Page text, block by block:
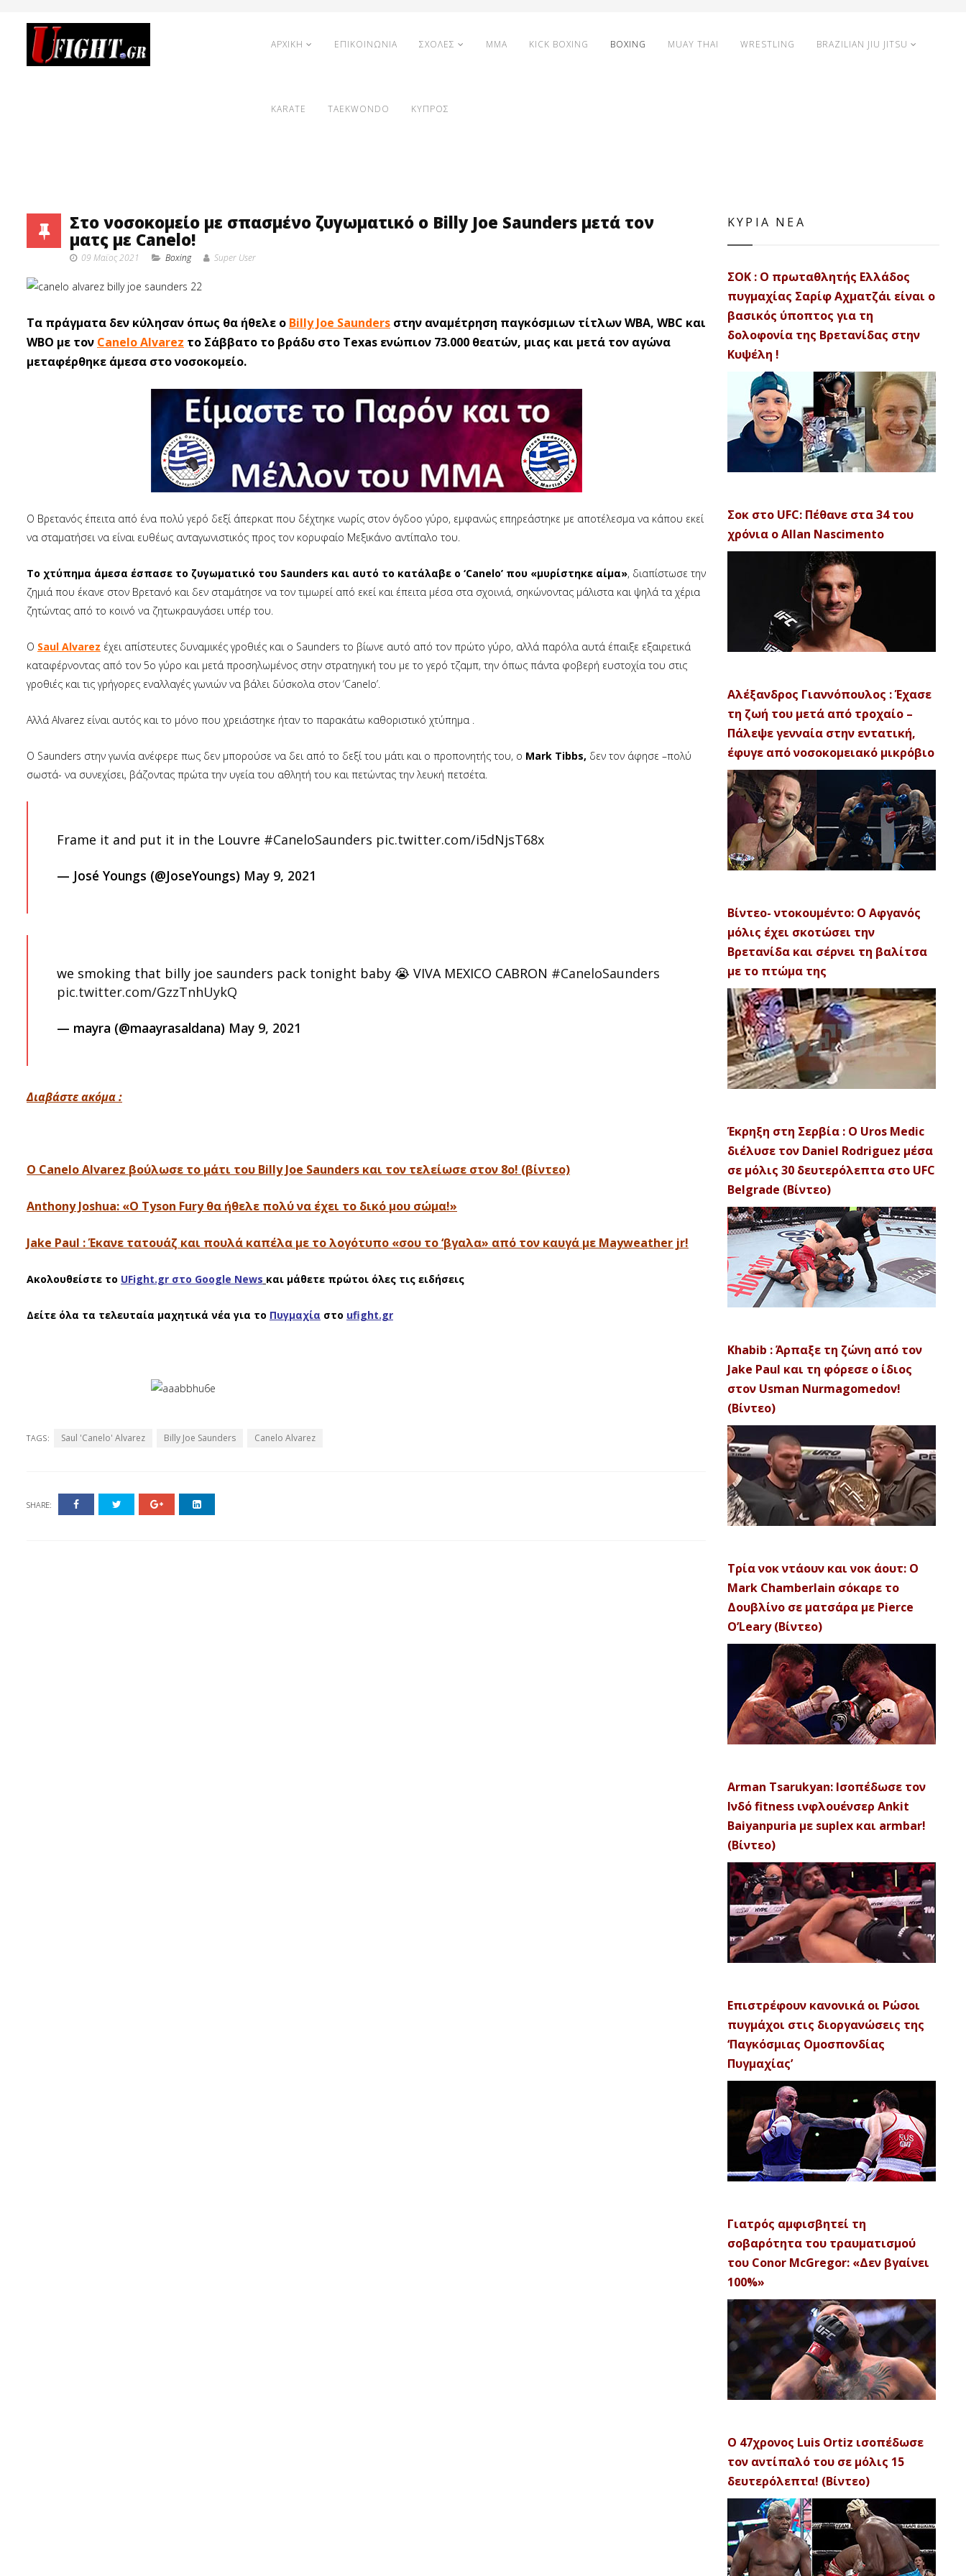
ΑΡΧΙΚΗ ΕΠΙΚΟΙΝΩΝΙΑ ΣΧΟΛΕΣ MMA KICK BOXING BOXING MUAY THAI WRESTLING BRAZILIAN JIU JITSU
KARATE TAEKWONDO ΚΥΠΡΟΣ
Στο νοσοκομείο με σπασμένο ζυγωματικό ο Billy Joe Saunders μετά τον
ματς με Canelo!
09 Μαϊος 2021 Boxing Super User
Τα πράγματα δεν κύλησαν όπως θα ήθελε ο Billy Joe Saunders στην αναμέτρηση παγκόσμιων τίτλων WBA, WBC και
WBO με τον Canelo Alvarez το Σάββατο το βράδυ στο Texas ενώπιον 73.000 θεατών, μιας και μετά τον αγώνα
μεταφέρθηκε άμεσα στο νοσοκομείο.
Ο Βρετανός έπειτα από ένα πολύ γερό δεξί άπερκατ που δέχτηκε νωρίς στον όγδοο γύρο, εμφανώς επηρεάστηκε με αποτέλεσμα να κάπου εκεί
να σταματήσει να είναι ευθέως ανταγωνιστικός προς τον κορυφαίο Μεξικάνο αντίπαλο του.
Το χτύπημα άμεσα έσπασε το ζυγωματικό του Saunders και αυτό το κατάλαβε ο ‘Canelo’ που «μυρίστηκε αίμα», διαπίστωσε την
ζημιά που έκανε στον Βρετανό και δεν σταμάτησε να τον τιμωρεί από εκεί και έπειτα μέσα στα σχοινιά, σηκώνοντας μάλιστα και ψηλά τα χέρια
ζητώντας από το κοινό να ζητωκραυγάσει υπέρ του.
Ο Saul Alvarez έχει απίστευτες δυναμικές γροθιές και ο Saunders το βίωνε αυτό από τον πρώτο γύρο, αλλά παρόλα αυτά έπαιξε εξαιρετικά
καταφέρνοντας από τον 5ο γύρο και μετά προσηλωμένος στην στρατηγική του με το γερό τζαμπ, την όπως πάντα φοβερή ευστοχία του στις
γροθιές και τις γρήγορες εναλλαγές γωνιών να βάλει δύσκολα στον ‘Canelo’.
Αλλά Alvarez είναι αυτός και το μόνο που χρειάστηκε ήταν το παρακάτω καθοριστικό χτύπημα .
Ο Saunders στην γωνία ανέφερε πως δεν μπορούσε να δει από το δεξί του μάτι και ο προπονητής του, ο Mark Tibbs, δεν τον άφησε –πολύ
σωστά- να συνεχίσει, βάζοντας πρώτα την υγεία του αθλητή του και πετώντας την λευκή πετσέτα.
Frame it and put it in the Louvre #CaneloSaunders pic.twitter.com/i5dNjsT68x
— José Youngs (@JoseYoungs) May 9, 2021
we smoking that billy joe saunders pack tonight baby 😭 VIVA MEXICO CABRON #CaneloSaunders
pic.twitter.com/GzzTnhUykQ
— mayra (@maayrasaldana) May 9, 2021
Διαβάστε ακόμα :
O Canelo Alvarez βούλωσε το μάτι του Billy Joe Saunders και τον τελείωσε στον 8ο! (βίντεο)
Anthony Joshua: «Ο Tyson Fury θα ήθελε πολύ να έχει το δικό μου σώμα!»
Jake Paul : Έκανε τατουάζ και πουλά καπέλα με το λογότυπο «σου το ‘βγαλα» από τον καυγά με Mayweather jr!
Ακολουθείστε το UFight.gr στο Google News και μάθετε πρώτοι όλες τις ειδήσεις
Δείτε όλα τα τελευταία μαχητικά νέα για το Πυγμαχία στο ufight.gr
TAGS: Saul 'Canelo' Alvarez Billy Joe Saunders Canelo Alvarez
SHARE:
ΚΥΡΙΑ ΝΕΑ
ΣΟΚ : Ο πρωταθλητής Ελλάδος
πυγμαχίας Σαρίφ Αχματζάι είναι ο
βασικός ύποπτος για τη
δολοφονία της Βρετανίδας στην
Κυψέλη !
Σοκ στο UFC: Πέθανε στα 34 του
χρόνια ο Allan Nascimento
Αλέξανδρος Γιαννόπουλος : Έχασε
τη ζωή του μετά από τροχαίο –
Πάλεψε γενναία στην εντατική,
έφυγε από νοσοκομειακό μικρόβιο
Βίντεο- ντοκουμέντο: Ο Αφγανός
μόλις έχει σκοτώσει την
Βρετανίδα και σέρνει τη βαλίτσα
με το πτώμα της
Έκρηξη στη Σερβία : Ο Uros Medic
διέλυσε τον Daniel Rodriguez μέσα
σε μόλις 30 δευτερόλεπτα στο UFC
Belgrade (Βίντεο)
Khabib : Άρπαξε τη ζώνη από τον
Jake Paul και τη φόρεσε ο ίδιος
στον Usman Nurmagomedov!
(Βίντεο)
Τρία νοκ ντάουν και νοκ άουτ: Ο
Mark Chamberlain σόκαρε το
Δουβλίνο σε ματσάρα με Pierce
O’Leary (Βίντεο)
Arman Tsarukyan: Ισοπέδωσε τον
Ινδό fitness ινφλουένσερ Ankit
Baiyanpuria με suplex και armbar!
(Βίντεο)
Επιστρέφουν κανονικά οι Ρώσοι
πυγμάχοι στις διοργανώσεις της
‘Παγκόσμιας Ομοσπονδίας
Πυγμαχίας’
Γιατρός αμφισβητεί τη
σοβαρότητα του τραυματισμού
του Conor McGregor: «Δεν βγαίνει
100%»
Ο 47χρονος Luis Ortiz ισοπέδωσε
τον αντίπαλό του σε μόλις 15
δευτερόλεπτα! (Βίντεο)